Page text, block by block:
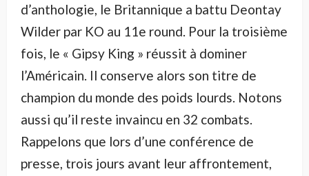
d’anthologie, le Britannique a battu Deontay
Wilder par KO au 11e round. Pour la troisième
fois, le « Gipsy King » réussit à dominer
l’Américain. Il conserve alors son titre de
champion du monde des poids lourds. Notons
aussi qu’il reste invaincu en 32 combats.
Rappelons que lors d’une conférence de
presse, trois jours avant leur affrontement,